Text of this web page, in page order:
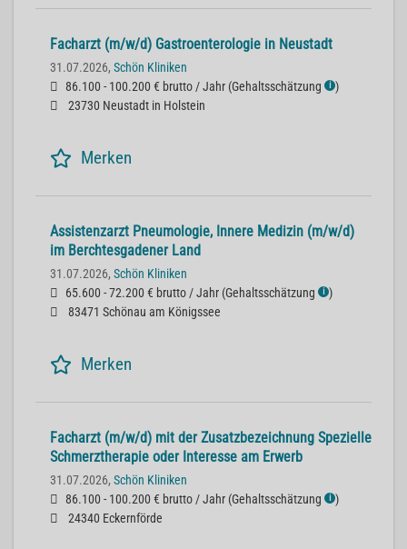
Facharzt (m/w/d) Gastroenterologie in Neustadt
31.07.2026, Schön Kliniken
86.100 - 100.200 € brutto / Jahr (Gehaltsschätzung ℹ )
23730 Neustadt in Holstein
Merken
Assistenzarzt Pneumologie, Innere Medizin (m/w/d)
im Berchtesgadener Land
31.07.2026, Schön Kliniken
65.600 - 72.200 € brutto / Jahr (Gehaltsschätzung ℹ )
83471 Schönau am Königssee
Merken
Facharzt (m/w/d) mit der Zusatzbezeichnung Spezielle
Schmerztherapie oder Interesse am Erwerb
31.07.2026, Schön Kliniken
86.100 - 100.200 € brutto / Jahr (Gehaltsschätzung ℹ )
24340 Eckernförde